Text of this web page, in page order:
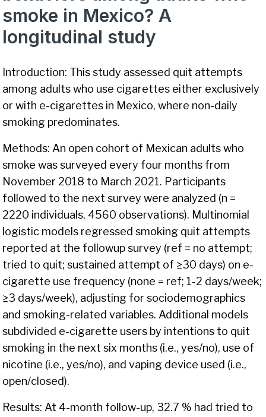
smoke in Mexico? A
longitudinal study
Introduction: This study assessed quit attempts
among adults who use cigarettes either exclusively
or with e-cigarettes in Mexico, where non-daily
smoking predominates.
Methods: An open cohort of Mexican adults who
smoke was surveyed every four months from
November 2018 to March 2021. Participants
followed to the next survey were analyzed (n =
2220 individuals, 4560 observations). Multinomial
logistic models regressed smoking quit attempts
reported at the followup survey (ref = no attempt;
tried to quit; sustained attempt of ≥30 days) on e-
cigarette use frequency (none = ref; 1-2 days/week;
≥3 days/week), adjusting for sociodemographics
and smoking-related variables. Additional models
subdivided e-cigarette users by intentions to quit
smoking in the next six months (i.e., yes/no), use of
nicotine (i.e., yes/no), and vaping device used (i.e.,
open/closed).
Results: At 4-month follow-up, 32.7 % had tried to